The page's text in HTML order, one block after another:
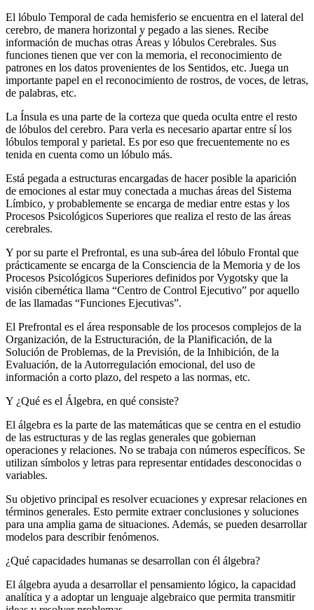
El lóbulo Temporal de cada hemisferio se encuentra en el lateral del
cerebro, de manera horizontal y pegado a las sienes. Recibe
información de muchas otras Áreas y lóbulos Cerebrales. Sus
funciones tienen que ver con la memoria, el reconocimiento de
patrones en los datos provenientes de los Sentidos, etc. Juega un
importante papel en el reconocimiento de rostros, de voces, de letras,
de palabras, etc.
La Ínsula es una parte de la corteza que queda oculta entre el resto
de lóbulos del cerebro. Para verla es necesario apartar entre sí los
lóbulos temporal y parietal. Es por eso que frecuentemente no es
tenida en cuenta como un lóbulo más.
Está pegada a estructuras encargadas de hacer posible la aparición
de emociones al estar muy conectada a muchas áreas del Sistema
Límbico, y probablemente se encarga de mediar entre estas y los
Procesos Psicológicos Superiores que realiza el resto de las áreas
cerebrales.
Y por su parte el Prefrontal, es una sub-área del lóbulo Frontal que
prácticamente se encarga de la Consciencia de la Memoria y de los
Procesos Psicológicos Superiores definidos por Vygotsky que la
visión cibernética llama “Centro de Control Ejecutivo” por aquello
de las llamadas “Funciones Ejecutivas”.
El Prefrontal es el área responsable de los procesos complejos de la
Organización, de la Estructuración, de la Planificación, de la
Solución de Problemas, de la Previsión, de la Inhibición, de la
Evaluación, de la Autorregulación emocional, del uso de
información a corto plazo, del respeto a las normas, etc.
Y ¿Qué es el Álgebra, en qué consiste?
El álgebra es la parte de las matemáticas que se centra en el estudio
de las estructuras y de las reglas generales que gobiernan
operaciones y relaciones. No se trabaja con números específicos. Se
utilizan símbolos y letras para representar entidades desconocidas o
variables.
Su objetivo principal es resolver ecuaciones y expresar relaciones en
términos generales. Esto permite extraer conclusiones y soluciones
para una amplia gama de situaciones. Además, se pueden desarrollar
modelos para describir fenómenos.
¿Qué capacidades humanas se desarrollan con él álgebra?
El álgebra ayuda a desarrollar el pensamiento lógico, la capacidad
analítica y a adoptar un lenguaje algebraico que permita transmitir